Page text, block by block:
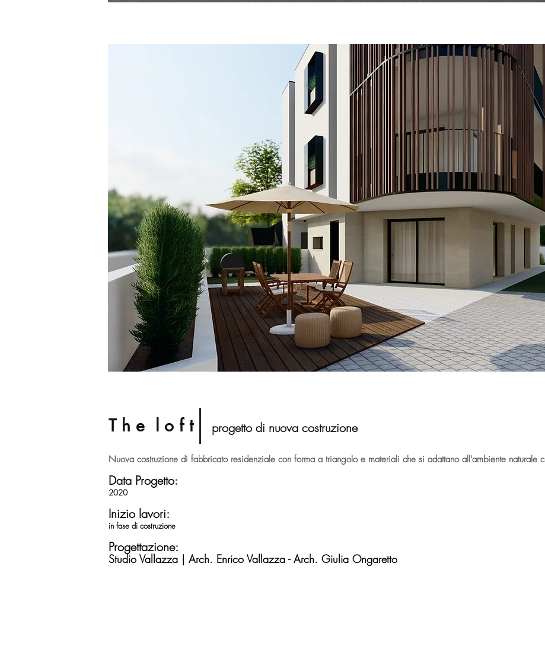
T h e l o f t progetto di nuova costruzione
Nuova costruzione di fabbricato residenziale con forma a triangolo e materiali che si adattano all'ambiente naturale
Data Progetto:
2020
Inizio lavori:
in fase di costruzione
Progettazione:
Studio Vallazza | Arch. Enrico Vallazza - Arch. Giulia Ongaretto